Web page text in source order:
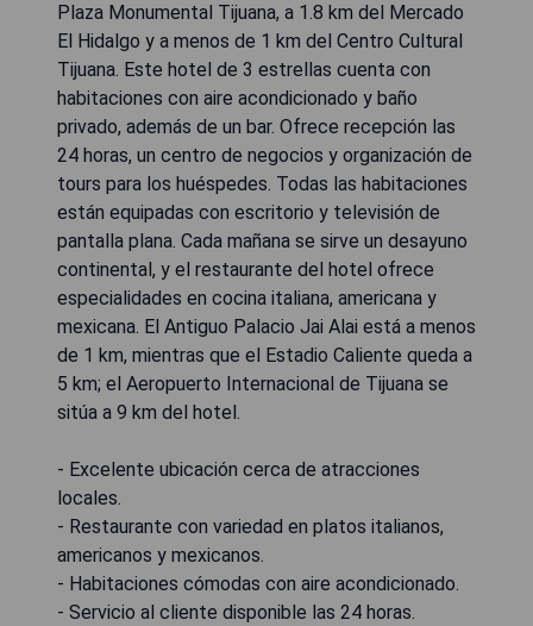
Plaza Monumental Tijuana, a 1.8 km del Mercado
El Hidalgo y a menos de 1 km del Centro Cultural
Tijuana. Este hotel de 3 estrellas cuenta con
habitaciones con aire acondicionado y baño
privado, además de un bar. Ofrece recepción las
24 horas, un centro de negocios y organización de
tours para los huéspedes. Todas las habitaciones
están equipadas con escritorio y televisión de
pantalla plana. Cada mañana se sirve un desayuno
continental, y el restaurante del hotel ofrece
especialidades en cocina italiana, americana y
mexicana. El Antiguo Palacio Jai Alai está a menos
de 1 km, mientras que el Estadio Caliente queda a
5 km; el Aeropuerto Internacional de Tijuana se
sitúa a 9 km del hotel.
- Excelente ubicación cerca de atracciones
locales.
- Restaurante con variedad en platos italianos,
americanos y mexicanos.
- Habitaciones cómodas con aire acondicionado.
- Servicio al cliente disponible las 24 horas.